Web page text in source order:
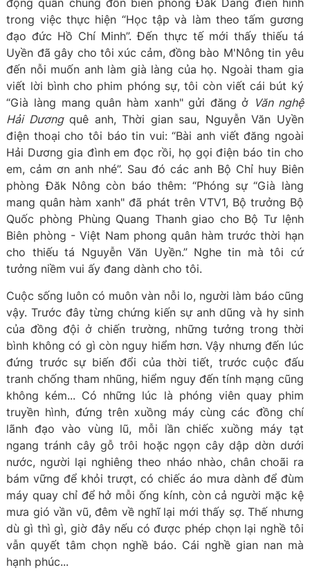
động quần chúng đồn biên phòng Đăk Dang điển hình
trong việc thực hiện “Học tập và làm theo tấm gương
đạo đức Hồ Chí Minh”. Đến thực tế mới thấy thiếu tá
Uyền đã gây cho tôi xúc cảm, đồng bào M'Nông tin yêu
đến nỗi muốn anh làm già làng của họ. Ngoài tham gia
viết lời bình cho phim phóng sự, tôi còn viết cái bút ký
“Già làng mang quân hàm xanh" gửi đăng ở Văn nghệ
Hải Dươngquê anh, Thời gian sau, Nguyễn Văn Uyền
điện thoại cho tôi báo tin vui: “Bài anh viết đăng ngoài
Hải Dương gia đình em đọc rồi, họ gọi điện báo tin cho
em, cảm ơn anh nhé”. Sau đó các anh Bộ Chỉ huy Biên
phòng Đăk Nông còn báo thêm: “Phóng sự “Già làng
mang quân hàm xanh" đã phát trên VTV1, Bộ trưởng Bộ
Quốc phòng Phùng Quang Thanh giao cho Bộ Tư lệnh
Biên phòng - Việt Nam phong quân hàm trước thời hạn
cho thiếu tá Nguyễn Văn Uyền.” Nghe tin mà tôi cứ
tưởng niềm vui ấy đang dành cho tôi.
Cuộc sống luôn có muôn vàn nỗi lo, người làm báo cũng
vậy. Trước đây từng chứng kiến sự anh dũng và hy sinh
của đồng đội ở chiến trường, những tưởng trong thời
bình không có gì còn nguy hiểm hơn. Vậy nhưng đến lúc
đứng trước sự biến đổi của thời tiết, trước cuộc đấu
tranh chống tham nhũng, hiểm nguy đến tính mạng cũng
không kém... Có những lúc là phóng viên quay phim
truyền hình, đứng trên xuồng máy cùng các đồng chí
lãnh đạo vào vùng lũ, mỗi lần chiếc xuồng máy tạt
ngang tránh cây gỗ trôi hoặc ngọn cây dập dờn dưới
nước, người lại nghiêng theo nháo nhào, chân choãi ra
bám vững để khỏi trượt, có chiếc áo mưa dành để đùm
máy quay chỉ để hở mỗi ống kính, còn cả người mặc kệ
mưa gió vần vũ, đêm về nghĩ lại mới thấy sợ. Thế nhưng
dù gì thì gì, giờ đây nếu có được phép chọn lại nghề tôi
vẫn quyết tâm chọn nghề báo. Cái nghề gian nan mà
hạnh phúc...